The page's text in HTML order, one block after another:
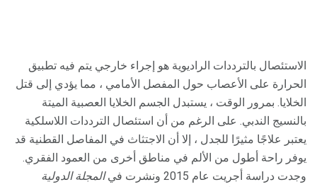
الاستئصال بالترددات الراديوية هو إجراء خارجي يتم فيه تطبيق
الحرارة على الأعصاب حول المفصل الأمامي ، مما يؤدي إلى قتل
الخلايا. بمرور الوقت ، يستبدل الجسم الخلايا العصبية الميتة
بالنسيج الندبي. على الرغم من أن استئصال الترددات اللاسلكية
يعتبر علاجًا مثيرًا للجدل ، إلا أن الاجتثاث في المفاصل القطنية قد
يوفر راحة أطول من الألم في مناطق أخرى من العمود الفقري.
وجدت دراسة أجريت عام 2015 ونشرت في
المجلة الدولية